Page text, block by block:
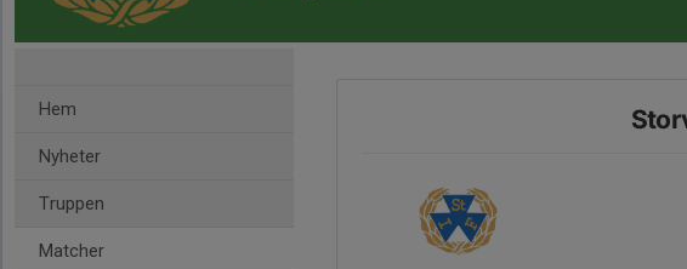
Hem
Nyheter
Truppen
Matcher